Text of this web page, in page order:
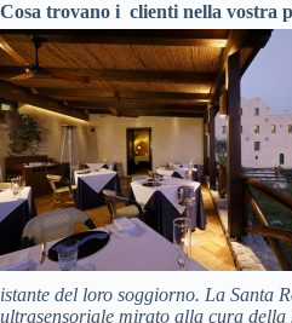
Cosa trovano i clienti nella vostra
istante del loro soggiorno. La Santa
ultrasensoriale mirato alla cura della